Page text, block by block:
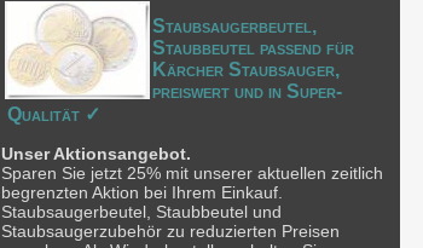
Staubsaugerbeutel,
Staubbeutel passend für
Kärcher Staubsauger,
preiswert und in Super-
Qualität ✓
Unser Aktionsangebot.
Sparen Sie jetzt 25% mit unserer aktuellen zeitlich
begrenzten Aktion bei Ihrem Einkauf.
Staubsaugerbeutel, Staubbeutel und
Staubsaugerzubehör zu reduzierten Preisen